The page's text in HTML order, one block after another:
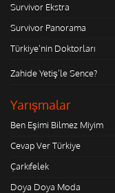
Survivor Ekstra
Survivor Panorama
Türkiye'nin Doktorları
Zahide Yetiş'le Sence?
Yarışmalar
Ben Eşimi Bilmez Miyim
Cevap Ver Türkiye
Çarkıfelek
Doya Doya Moda